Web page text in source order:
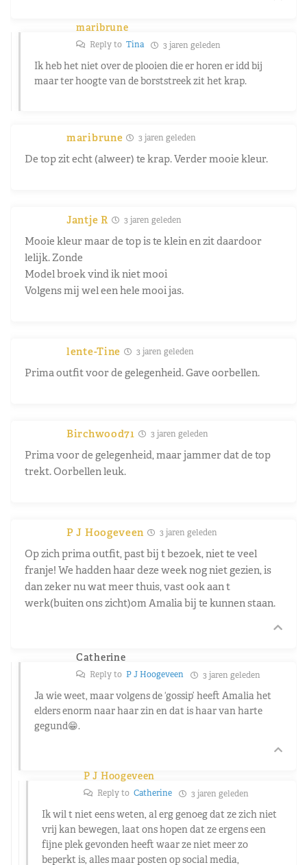
maribrune
Reply to Tina 3 jaren geleden
Ik heb het niet over de plooien die er horen er idd bij
maar ter hoogte van de borststreek zit het krap.
maribrune 3 jaren geleden
De top zit echt (alweer) te krap. Verder mooie kleur.
Jantje R 3 jaren geleden
Mooie kleur maar de top is te klein en zit daardoor
lelijk. Zonde
Model broek vind ik niet mooi
Volgens mij wel een hele mooi jas.
lente-Tine 3 jaren geleden
Prima outfit voor de gelegenheid. Gave oorbellen.
Birchwood71 3 jaren geleden
Prima voor de gelegenheid, maar jammer dat de top
trekt. Oorbellen leuk.
P J Hoogeveen 3 jaren geleden
Op zich prima outfit, past bij t bezoek, niet te veel
franje! We hadden haar deze week nog niet gezien, is
dan zeker nu wat meer thuis, vast ook aan t
werk(buiten ons zicht)om Amalia bij te kunnen staan.
Catherine
Reply to P J Hoogeveen 3 jaren geleden
Ja wie weet, maar volgens de ‘gossip’ heeft Amalia het
elders enorm naar haar zin en dat is haar van harte
gegund😁.
P J Hoogeveen
Reply to Catherine 3 jaren geleden
Ik wil t niet eens weten, al erg genoeg dat ze zich niet
vrij kan bewegen, laat ons hopen dat ze ergens een
fijne plek gevonden heeft waar ze niet meer zo
beperkt is, alles maar posten op social media,